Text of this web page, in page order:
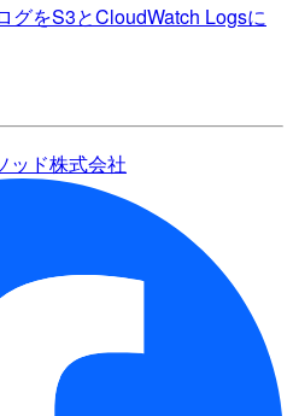
グをS3とCloudWatch Logsに
ッド株式会社